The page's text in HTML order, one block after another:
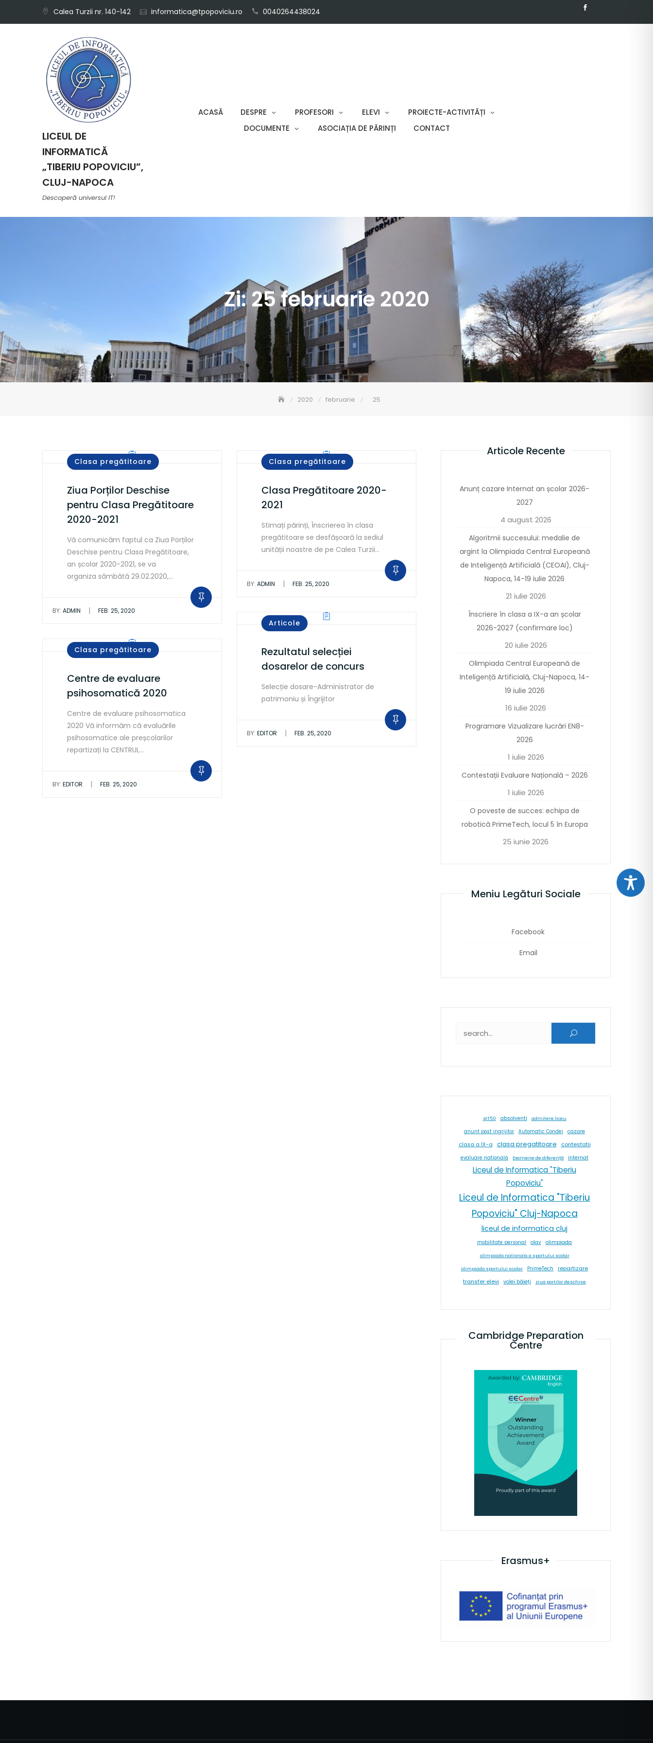
Calea Turzii nr. 140-142 informatica@tpopoviciu.ro 0040264438024
LICEUL DE
INFORMATICĂ
„TIBERIU POPOVICIU”,
CLUJ-NAPOCA
Descoperă universul IT!
ACASĂ DESPRE PROFESORI ELEVI
PROIECTE-ACTIVITĂȚI
DOCUMENTE
ASOCIAȚIA DE PĂRINȚI CONTACT
Zi:25 februarie 2020
2020 februarie 25
Clasa pregătitoare
Ziua Porților Deschise
pentru Clasa Pregătitoare
2020-2021
Vă comunicăm faptul ca Ziua Porților
Deschise pentru Clasa Pregătitoare,
an școlar 2020-2021, se va
organiza sâmbătă 29.02.2020,…
BY: ADMIN | FEB. 25, 2020
Clasa pregătitoare
Clasa Pregătitoare 2020-
2021
Stimați părinți, Înscrierea în clasa
pregătitoare se desfășoară la sediul
unității noastre de pe Calea Turzii…
BY: ADMIN | FEB. 25, 2020
Articole
Rezultatul selecției
dosarelor de concurs
Selecție dosare-Administrator de
patrimoniu și Îngrijitor
BY: EDITOR | FEB. 25, 2020
Clasa pregătitoare
Centre de evaluare
psihosomatică 2020
Centre de evaluare psihosomatica
2020 Vă informăm că evaluările
psihosomatice ale preșcolarilor
repartizați la CENTRUL…
BY: EDITOR | FEB. 25, 2020
Articole Recente
Anunț cazare Internat an școlar 2026-
2027
4 august 2026
Algoritmii succesului: medalie de
argint la Olimpiada Central Europeană
de Inteligență Artificială (CEOAI), Cluj-
Napoca, 14-19 iulie 2026
21 iulie 2026
Înscriere în clasa a IX-a an școlar
2026-2027 (confirmare loc)
20 iulie 2026
Olimpiada Central Europeană de
Inteligență Artificială, Cluj-Napoca, 14-
19 iulie 2026
16 iulie 2026
Programare Vizualizare lucrări EN8-
2026
1 iulie 2026
Contestații Evaluare Națională – 2026
1 iulie 2026
O poveste de succes: echipa de
robotică PrimeTech, locul 5 în Europa
25 iunie 2026
Meniu Legături Sociale
Facebook
Email
4IT50 absolventi admitere liceu
anunt post ingrijitor Automatic Condei
cazare
clasa a IX-a
clasa pregatitoare contestatii
evaluare natională Examene de diferență internat
Liceul de Informatica "Tiberiu
Popoviciu"
Liceul de Informatica "Tiberiu
Popoviciu" Cluj-Napoca
liceul de informatica cluj
mobilitate personal olav olimpiada
olimpiada nationala a sportului scolar
olimpiada sportului scolar PrimeTech
repartizare
transfer elevi
volei băieți ziua portilor deschise
Cambridge Preparation
Centre
Erasmus+